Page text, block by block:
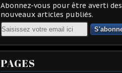
Abonnez-vous pour être averti des
nouveaux articles publiés.
Email
PAGES